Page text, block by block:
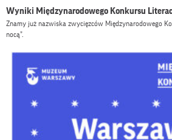
Wyniki Międzynarodowego Konkursu
Znamy już nazwiska zwycięzców Międzynarodowego
nocą”.